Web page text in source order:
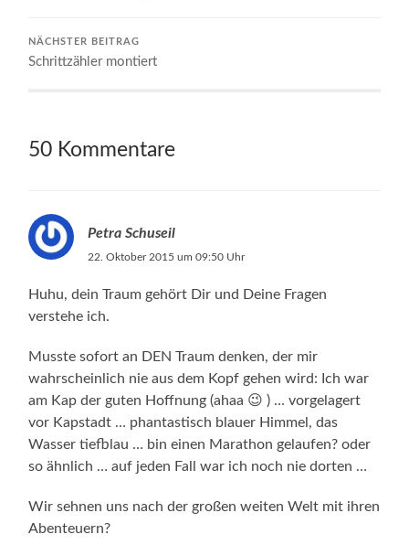
NÄCHSTER BEITRAG
Schrittzähler montiert
50 Kommentare
Petra Schuseil
22. Oktober 2015 um 09:50 Uhr
Huhu, dein Traum gehört Dir und Deine Fragen
verstehe ich.
Musste sofort an DEN Traum denken, der mir
wahrscheinlich nie aus dem Kopf gehen wird: Ich war
am Kap der guten Hoffnung (ahaa 😉 ) … vorgelagert
vor Kapstadt … phantastisch blauer Himmel, das
Wasser tiefblau … bin einen Marathon gelaufen? oder
so ähnlich … auf jeden Fall war ich noch nie dorten …
Wir sehnen uns nach der großen weiten Welt mit ihren
Abenteuern?